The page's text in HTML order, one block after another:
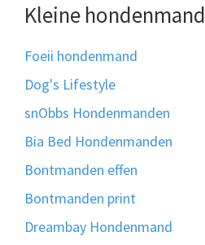
Kleine hondenmand
Foeii hondenmand
Dog's Lifestyle
snObbs Hondenmanden
Bia Bed Hondenmanden
Bontmanden effen
Bontmanden print
Dreambay Hondenmand